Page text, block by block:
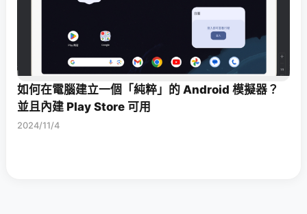
如何在電腦建立一個「純粹」的 Android 模擬器？
並且內建 Play Store 可用
2024/11/4